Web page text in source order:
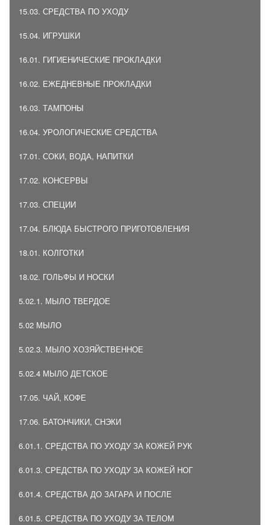
15.03. СРЕДСТВА ПО УХОДУ
15.04. ИГРУШКИ
16.01. ГИГИЕНИЧЕСКИЕ ПРОКЛАДКИ
16.02. ЕЖЕДНЕВНЫЕ ПРОКЛАДКИ
16.03. ТАМПОНЫ
16.04. УРОЛОГИЧЕСКИЕ СРЕДСТВА
17.01. СОКИ, ВОДА, НАПИТКИ
17.02. КОНСЕРВЫ
17.03. СПЕЦИИ
17.04. БЛЮДА БЫСТРОГО ПРИГОТОВЛЕНИЯ
18.01. КОЛГОТКИ
18.02. ГОЛЬФЫ И НОСКИ
5.02.1. МЫЛО ТВЕРДОЕ
5.02 МЫЛО
5.02.3. МЫЛО ХОЗЯЙСТВЕННОЕ
5.02.4 МЫЛО ДЕТСКОЕ
17.05. ЧАЙ, КОФЕ
17.06. БАТОНЧИКИ, СНЭКИ
6.01.1. СРЕДСТВА ПО УХОДУ ЗА КОЖЕЙ РУК
6.01.3. СРЕДСТВА ПО УХОДУ ЗА КОЖЕЙ НОГ
6.01.4. СРЕДСТВА ДО ЗАГАРА И ПОСЛЕ
6.01.5. СРЕДСТВА ПО УХОДУ ЗА ТЕЛОМ